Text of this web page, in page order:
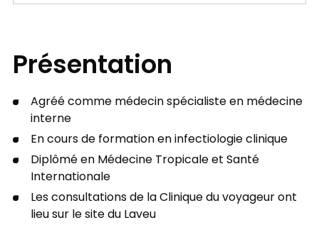
Présentation
Agréé comme médecin spécialiste en médecine
interne
En cours de formation en infectiologie clinique
Diplômé en Médecine Tropicale et Santé
Internationale
Les consultations de la Clinique du voyageur ont
lieu sur le site du Laveu